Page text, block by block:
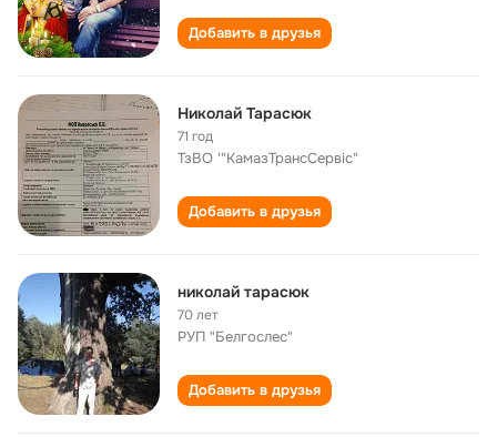
Добавить в друзья
Николай Тарасюк
71 год
ТзВО '"КамазТрансСервіс"
Добавить в друзья
николай тарасюк
70 лет
РУП "Белгослес"
Добавить в друзья